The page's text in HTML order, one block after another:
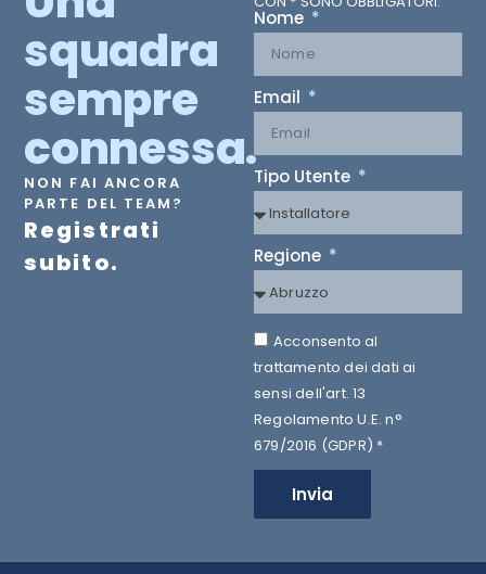
squadra
sempre
connessa.
NON FAI ANCORA
PARTE DEL TEAM?
Registrati
subito.
Nome
Email
Tipo Utente
Regione
Acconsento al
trattamento dei dati ai
sensi dell'art. 13
Regolamento U.E. n°
679/2016 (GDPR) *
Invia